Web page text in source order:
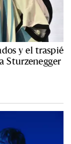
y el traspié
Sturzenegger